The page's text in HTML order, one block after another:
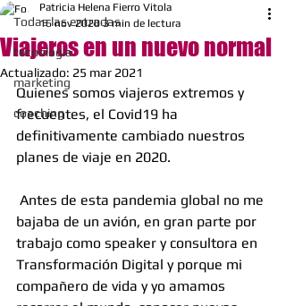
Todas las entradas
tecnologia
marketing
coaching
Viajeros en un nuevo normal
Patricia Helena Fierro Vitola
16 nov 2020 3 min de lectura
Actualizado: 25 mar 2021
Quienes somos viajeros extremos y
frecuentes, el Covid19 ha
definitivamente cambiado nuestros
planes de viaje en 2020.
bajaba de un avión, en gran parte por
trabajo como speaker y consultora en
Transformación Digital y porque mi
compañero de vida y yo amamos